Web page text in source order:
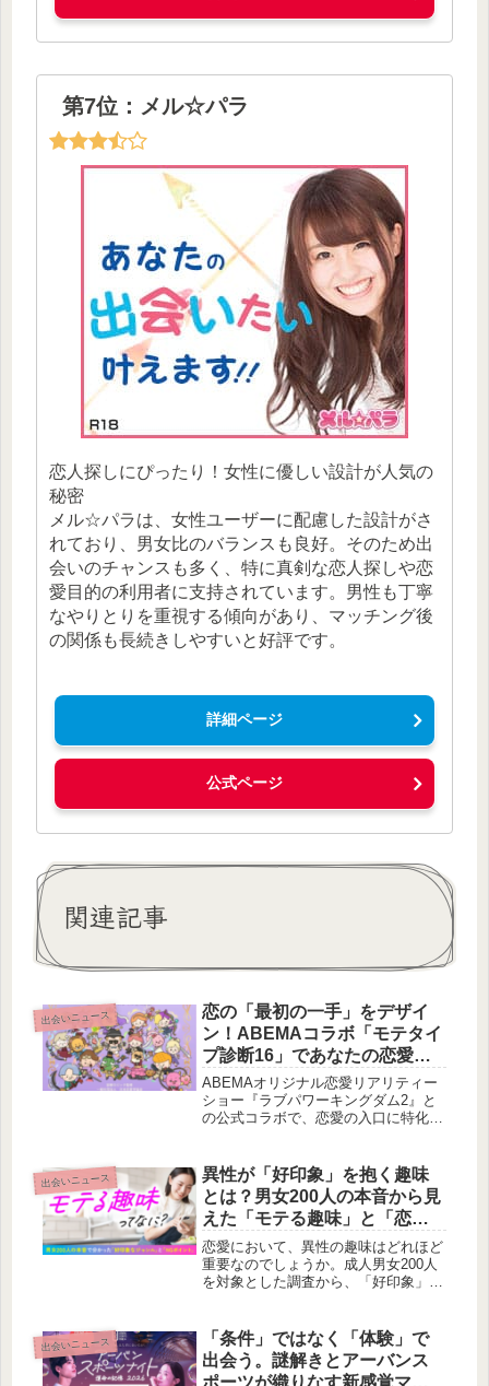
第7位：メル☆パラ
恋人探しにぴったり！女性に優しい設計が人気の
秘密
メル☆パラは、女性ユーザーに配慮した設計がさ
れており、男女比のバランスも良好。そのため出
会いのチャンスも多く、特に真剣な恋人探しや恋
愛目的の利用者に支持されています。男性も丁寧
なやりとりを重視する傾向があり、マッチング後
の関係も長続きしやすいと好評です。
詳細ページ
公式ページ
関連記事
出会いニュース
恋の「最初の一手」をデザイ
ン！ABEMAコラボ「モテタイ
プ診断16」であなたの恋愛ア
プローチが丸わかり
ABEMAオリジナル恋愛リアリティー
ショー『ラブパワーキングダム2』と
の公式コラボで、恋愛の入口に特化し
回以上診断された「ラブタイプ診断」
チームが贈る、気になる相手へのアプ
ローチ法を分析する診断で、あなたの
恋の始まりを強力にサポートします。
出会いニュース
異性が「好印象」を抱く趣味
とは？男女200人の本音から見
えた「モテる趣味」と「恋愛
NGポイント」
恋愛において、異性の趣味はどれほど
重要なのでしょうか。成人男女200人
を対象とした調査から、「好印象」を
が明らかになりました。賢作が、この
興味深い調査結果を深掘りし、あなた
の恋愛におけるヒントを提案します。
出会いニュース
「条件」ではなく「体験」で
出会う。謎解きとアーバンス
ポーツが織りなす新感覚マッ